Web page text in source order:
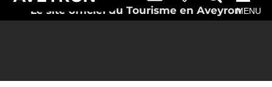
Le site officiel du Tourisme en AveyronMENU